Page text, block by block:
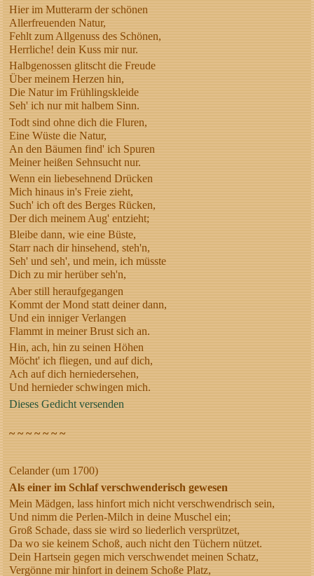
Hier im Mutterarm der schönen
Allerfreuenden Natur,
Fehlt zum Allgenuss des Schönen,
Herrliche! dein Kuss mir nur.
Halbgenossen glitscht die Freude
Über meinem Herzen hin,
Die Natur im Frühlingskleide
Seh' ich nur mit halbem Sinn.
Todt sind ohne dich die Fluren,
Eine Wüste die Natur,
An den Bäumen find' ich Spuren
Meiner heißen Sehnsucht nur.
Wenn ein liebesehnend Drücken
Mich hinaus in's Freie zieht,
Such' ich oft des Berges Rücken,
Der dich meinem Aug' entzieht;
Bleibe dann, wie eine Büste,
Starr nach dir hinsehend, steh'n,
Seh' und seh', und mein, ich müsste
Dich zu mir herüber seh'n,
Aber still heraufgegangen
Kommt der Mond statt deiner dann,
Und ein inniger Verlangen
Flammt in meiner Brust sich an.
Hin, ach, hin zu seinen Höhen
Möcht' ich fliegen, und auf dich,
Ach auf dich herniedersehen,
Und hernieder schwingen mich.
Dieses Gedicht versenden
~ ~ ~ ~ ~ ~ ~
Celander (um 1700)
Als einer im Schlaf verschwenderisch gewesen
Mein Mädgen, lass hinfort mich nicht verschwendrisch sein,
Und nimm die Perlen-Milch in deine Muschel ein;
Groß Schade, dass sie wird so liederlich versprützet,
Da wo sie keinem Schoß, auch nicht den Tüchern nützet.
Dein Hartsein gegen mich verschwendet meinen Schatz,
Vergönne mir hinfort in deinem Schoße Platz,